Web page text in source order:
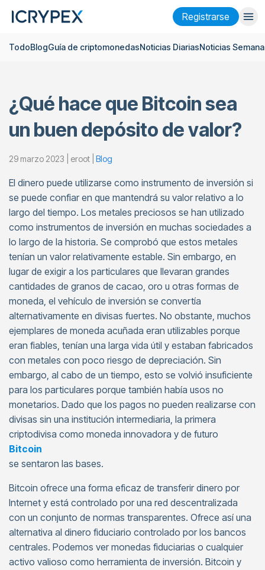
Registrarse
Iniciar sesión Registrarse
Empresa
Investigación
Ayuda
Futurosx50
Language Español
Tema
TodoBlogGuía de criptomonedasNoticias DiariasNoticias
¿Qué hace que Bitcoin sea
un buen depósito de valor?
29 marzo 2023 | eroot | Blog
El dinero puede utilizarse como instrumento de inversión si
se puede confiar en que mantendrá su valor relativo a lo
largo del tiempo. Los metales preciosos se han utilizado
como instrumentos de inversión en muchas sociedades a
lo largo de la historia. Se comprobó que estos metales
tenían un valor relativamente estable. Sin embargo, en
lugar de exigir a los particulares que llevaran grandes
cantidades de granos de cacao, oro u otras formas de
moneda, el vehículo de inversión se convertía
alternativamente en divisas fuertes. No obstante, muchos
ejemplares de moneda acuñada eran utilizables porque
eran fiables, tenían una larga vida útil y estaban fabricados
con metales con poco riesgo de depreciación. Sin
embargo, al cabo de un tiempo, esto se volvió insuficiente
para los particulares porque también había usos no
monetarios. Dado que los pagos no pueden realizarse con
divisas sin una institución intermediaria, la primera
criptodivisa como moneda innovadora y de futuro
Bitcoin
se sentaron las bases.
Bitcoin ofrece una forma eficaz de transferir dinero por
Internet y está controlado por una red descentralizada
con un conjunto de normas transparentes. Ofrece así una
alternativa al dinero fiduciario controlado por los bancos
centrales. Podemos ver monedas fiduciarias o cualquier
activo valioso como herramienta de inversión. Bitcoin y